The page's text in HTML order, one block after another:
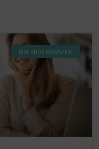
BIOLYBRA MAGAZINE